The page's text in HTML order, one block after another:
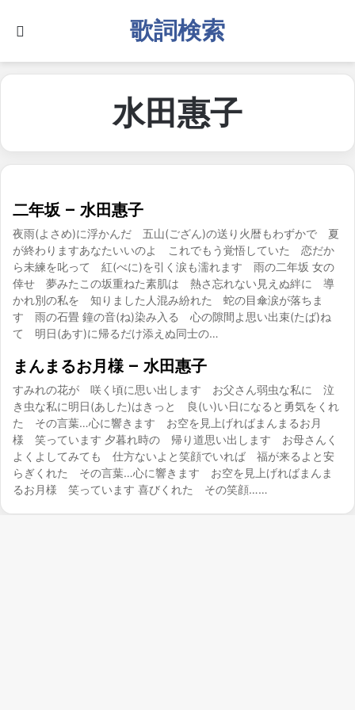
歌詞検索
水田惠子
二年坂 – 水田惠子
夜雨(よさめ)に浮かんだ 五山(ござん)の送り火暦もわずかで 夏
が終わりますあなたいいのよ これでもう覚悟していた 恋だか
ら未練を叱って 紅(べに)を引く涙も濡れます 雨の二年坂 女の
倖せ 夢みたこの坂重ねた素肌は 熱さ忘れない見えぬ絆に 導
かれ別の私を 知りました人混み紛れた 蛇の目傘涙が落ちま
す 雨の石畳 鐘の音(ね)染み入る 心の隙間よ思い出束(たば)ね
て 明日(あす)に帰るだけ添えぬ同士の…
まんまるお月様 – 水田惠子
すみれの花が 咲く頃に思い出します お父さん弱虫な私に 泣
き虫な私に明日(あした)はきっと 良(い)い日になると勇気をくれ
た その言葉…心に響きます お空を見上げればまんまるお月
様 笑っています 夕暮れ時の 帰り道思い出します お母さんく
よくよしてみても 仕方ないよと笑顔でいれば 福が来るよと安
らぎくれた その言葉…心に響きます お空を見上げればまんま
るお月様 笑っています 喜びくれた その笑顔……